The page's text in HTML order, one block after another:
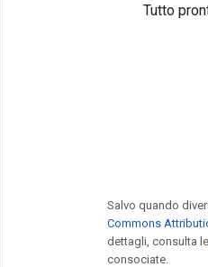
Tutto
Salvo quando
Commons
dettagli, consulta le
consociate.